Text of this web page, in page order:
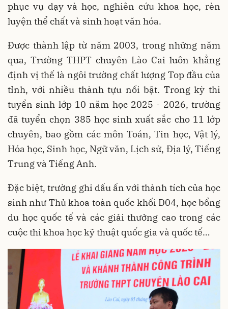
phục vụ dạy và học, nghiên cứu khoa học, rèn
luyện thể chất và sinh hoạt văn hóa.
Được thành lập từ năm 2003, trong những năm
qua, Trường THPT chuyên Lào Cai luôn khẳng
định vị thế là ngôi trường chất lượng Top đầu của
tỉnh, với nhiều thành tựu nổi bật. Trong kỳ thi
tuyển sinh lớp 10 năm học 2025 - 2026, trường
đã tuyển chọn 385 học sinh xuất sắc cho 11 lớp
chuyên, bao gồm các môn Toán, Tin học, Vật lý,
Hóa học, Sinh học, Ngữ văn, Lịch sử, Địa lý, Tiếng
Trung và Tiếng Anh.
Đặc biệt, trường ghi dấu ấn với thành tích của học
sinh như Thủ khoa toàn quốc khối D04, học bổng
du học quốc tế và các giải thưởng cao trong các
cuộc thi khoa học kỹ thuật quốc gia và quốc tế…